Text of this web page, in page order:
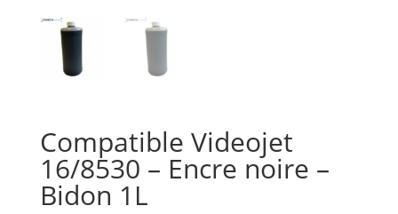
Compatible Videojet
16/8530 – Encre noire –
Bidon 1L